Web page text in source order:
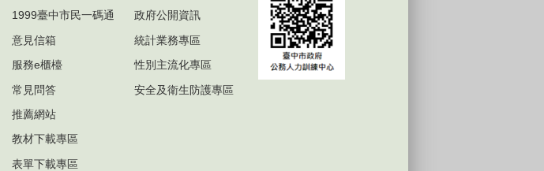
1999臺中市民一碼通
意見信箱
服務e櫃檯
常見問答
推薦網站
教材下載專區
表單下載專區
政府公開資訊
統計業務專區
性別主流化專區
安全及衛生防護專區